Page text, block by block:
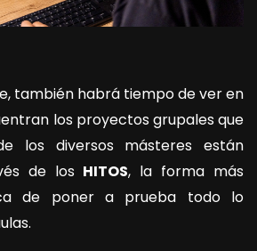
también habrá tiempo de ver en
los proyectos grupales que
los diversos másteres están
de los HITOS, la forma más
de poner a prueba todo lo